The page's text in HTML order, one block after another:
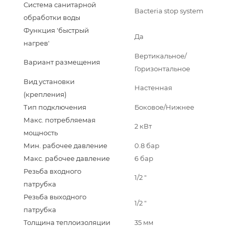
Система санитарной
обработки воды
Bacteria stop system
Функция 'быстрый
нагрев'
Да
Вариант размещения
Вертикальное/
Горизонтальное
Вид установки
(крепления)
Настенная
Тип подключения
Боковое/Нижнее
Макс. потребляемая
мощность
2 кВт
Мин. рабочее давление
0.8 бар
Макс. рабочее давление
6 бар
Резьба входного
патрубка
1/2 "
Резьба выходного
патрубка
1/2 "
Толщина теплоизоляции
35 мм